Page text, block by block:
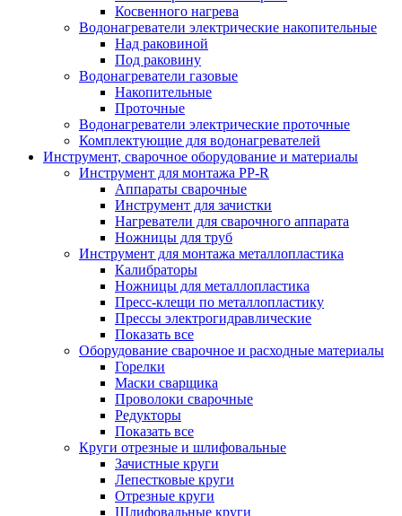
Косвенного нагрева
Водонагреватели электрические накопительные
Над раковиной
Под раковину
Водонагреватели газовые
Накопительные
Проточные
Водонагреватели электрические проточные
Комплектующие для водонагревателей
Инструмент, сварочное оборудование и материалы
Инструмент для монтажа PP-R
Аппараты сварочные
Инструмент для зачистки
Нагреватели для сварочного аппарата
Ножницы для труб
Инструмент для монтажа металлопластика
Калибраторы
Ножницы для металлопластика
Пресс-клещи по металлопластику
Прессы электрогидравлические
Показать все
Оборудование сварочное и расходные материалы
Горелки
Маски сварщика
Проволоки сварочные
Редукторы
Показать все
Круги отрезные и шлифовальные
Зачистные круги
Лепестковые круги
Отрезные круги
Шлифовальные круги